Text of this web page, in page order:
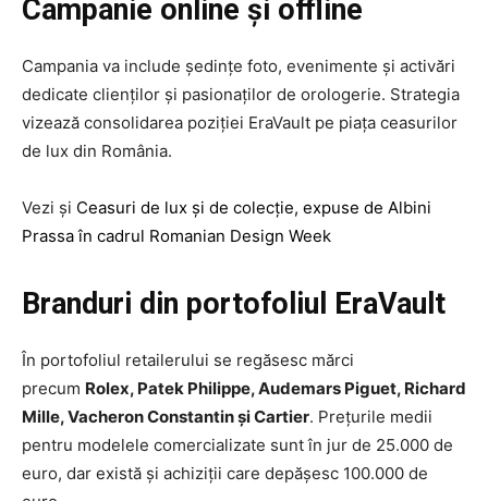
Campanie online și offline
Campania va include ședințe foto, evenimente și activări
dedicate clienților și pasionaților de orologerie. Strategia
vizează consolidarea poziției EraVault pe piața ceasurilor
de lux din România.
Vezi și Ceasuri de lux și de colecție, expuse de Albini
Prassa în cadrul Romanian Design Week
Branduri din portofoliul EraVault
În portofoliul retailerului se regăsesc mărci
precum Rolex, Patek Philippe, Audemars Piguet, Richard
Mille, Vacheron Constantin și Cartier. Prețurile medii
pentru modelele comercializate sunt în jur de 25.000 de
euro, dar există și achiziții care depășesc 100.000 de